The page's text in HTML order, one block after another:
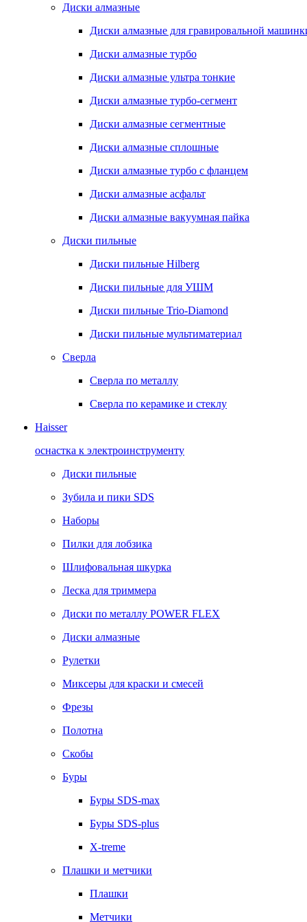
Диски алмазные
Диски алмазные для гравировальной
Диски алмазные турбо
Диски алмазные ультра тонкие
Диски алмазные турбо-сегмент
Диски алмазные сегментные
Диски алмазные сплошные
Диски алмазные турбо с фланцем
Диски алмазные асфальт
Диски алмазные вакуумная пайка
Диски пильные
Диски пильные Hilberg
Диски пильные для УШМ
Диски пильные Trio-Diamond
Диски пильные мультиматериал
Сверла
Сверла по металлу
Сверла по керамике и стеклу
Haisser
оснастка к электроинструменту
Диски пильные
Зубила и пики SDS
Наборы
Пилки для лобзика
Шлифовальная шкурка
Леска для триммера
Диски по металлу POWER FLEX
Диски алмазные
Рулетки
Миксеры для краски и смесей
Фрезы
Полотна
Скобы
Буры
Буры SDS-max
Буры SDS-plus
X-treme
Плашки и метчики
Плашки
Метчики